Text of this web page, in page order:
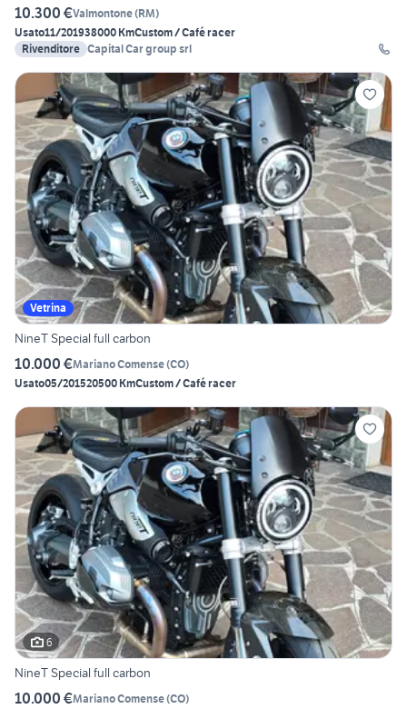
10.300 €Valmontone(RM)
Usato11/201938000 KmCustom / Café racer
Rivenditore Capital Car group srl
Vetrina
NineT Special full carbon
10.000 €Mariano Comense(CO)
Usato05/201520500 KmCustom / Café racer
6
NineT Special full carbon
10.000 €Mariano Comense(CO)